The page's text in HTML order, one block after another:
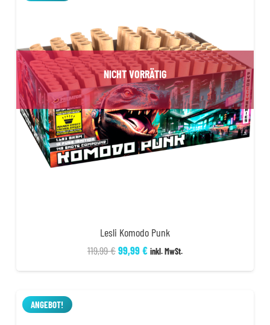
NICHT VORRÄTIG
Lesli Komodo Punk
119,99€Ursprünglicher
99,99€Aktueller
inkl. MwSt.
ANGEBOT!